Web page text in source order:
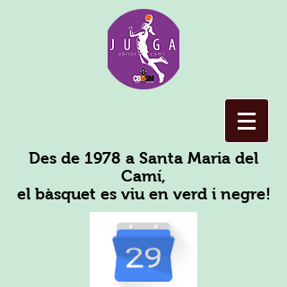
Des de 1978 a Santa Maria del
Camí,
el bàsquet es viu en verd i negre!